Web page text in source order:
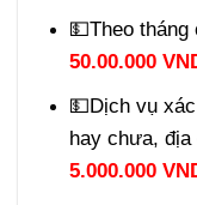
💵Theo
50.00.000
💵Dịch vụ
hay chưa,
5.000.000